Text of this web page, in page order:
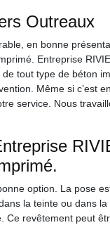
Outreaux
en bonne
Entreprise
tout type de béton
Même si c’est
service. Nous
option. La pose
la teinte ou dans
Ce revêtement peut